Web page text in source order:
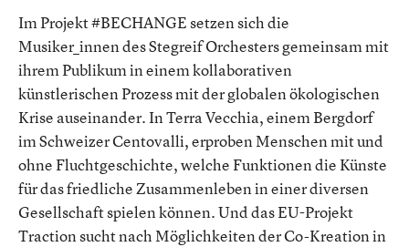
Im Projekt #BECHANGE setzen sich die
Musiker_innen des Stegreif Orchesters gemeinsam mit
ihrem Publikum in einem kollaborativen
künstlerischen Prozess mit der globalen ökologischen
Krise auseinander. In Terra Vecchia, einem Bergdorf
im Schweizer Centovalli, erproben Menschen mit und
ohne Fluchtgeschichte, welche Funktionen die Künste
für das friedliche Zusammenleben in einer diversen
Gesellschaft spielen können. Und das EU-Projekt
Traction sucht nach Möglichkeiten der Co-Kreation in